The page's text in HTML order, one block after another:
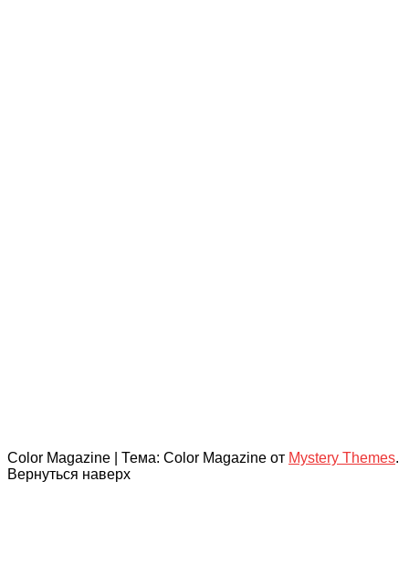
Color Magazine Тема: Color Magazine от Mystery Themes.
Вернуться наверх